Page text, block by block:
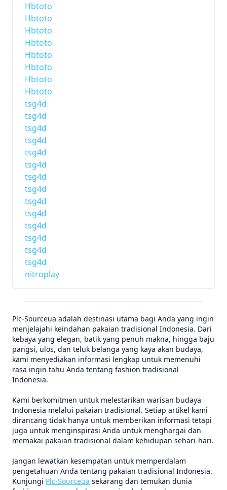
Hbtoto
Hbtoto
Hbtoto
Hbtoto
Hbtoto
Hbtoto
Hbtoto
Hbtoto
tsg4d
tsg4d
tsg4d
tsg4d
tsg4d
tsg4d
tsg4d
tsg4d
tsg4d
tsg4d
tsg4d
tsg4d
tsg4d
tsg4d
nitroplay
Plc-Sourceua adalah destinasi utama bagi Anda yang ingin
menjelajahi keindahan pakaian tradisional Indonesia. Dari
kebaya yang elegan, batik yang penuh makna, hingga baju
pangsi, ulos, dan teluk belanga yang kaya akan budaya,
kami menyediakan informasi lengkap untuk memenuhi
rasa ingin tahu Anda tentang fashion tradisional
Indonesia.
Kami berkomitmen untuk melestarikan warisan budaya
Indonesia melalui pakaian tradisional. Setiap artikel kami
dirancang tidak hanya untuk memberikan informasi tetapi
juga untuk menginspirasi Anda untuk menghargai dan
memakai pakaian tradisional dalam kehidupan sehari-hari.
Jangan lewatkan kesempatan untuk memperdalam
pengetahuan Anda tentang pakaian tradisional Indonesia.
Kunjungi Plc-Sourceua sekarang dan temukan dunia